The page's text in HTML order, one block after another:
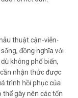
thuật cận-viễn-
đồng nghĩa với
không phổ biến,
nhận thức được
trình hồi phục của
gây nên các tổn